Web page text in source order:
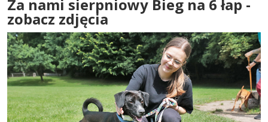
Za nami sierpniowy Bieg na 6 łap -
zobacz zdjęcia